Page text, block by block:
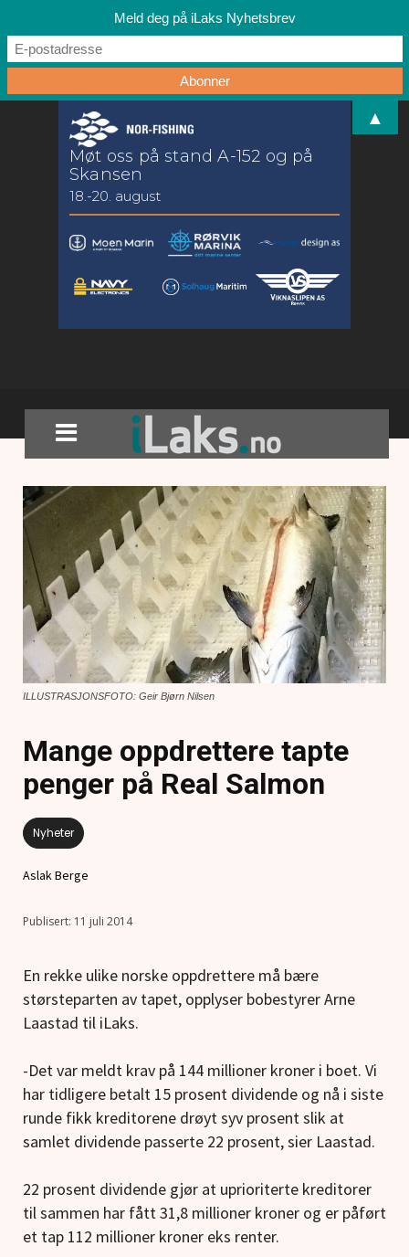
ILLUSTRASJONSFOTO: Geir Bjørn Nilsen
Mange oppdrettere tapte
penger på Real Salmon
Nyheter
Aslak Berge
11 juli 2014
En rekke ulike norske oppdrettere må bære
størsteparten av tapet, opplyser bobestyrer Arne
Laastad til iLaks.
-Det var meldt krav på 144 millioner kroner i boet. Vi
har tidligere betalt 15 prosent dividende og nå i siste
runde fikk kreditorene drøyt syv prosent slik at
samlet dividende passerte 22 prosent, sier Laastad.
22 prosent dividende gjør at uprioriterte kreditorer
til sammen har fått 31,8 millioner kroner og er påført
et tap 112 millioner kroner eks renter.
Meld deg på iLaks Nyhetsbrev
▲